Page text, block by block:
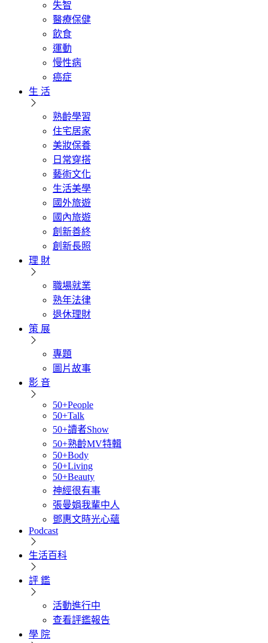
失智
醫療保健
飲食
運動
慢性病
癌症
生 活
熟齡學習
住宅居家
美妝保養
日常穿搭
藝術文化
生活美學
國外旅遊
國內旅遊
創新善終
創新長照
理 財
職場就業
熟年法律
退休理財
策 展
專題
圖片故事
影 音
50+People
50+Talk
50+讀者Show
50+熟齡MV特輯
50+Body
50+Living
50+Beauty
神經很有事
張曼娟我輩中人
鄧惠文時光心蘊
Podcast
生活百科
評 鑑
活動進行中
查看評鑑報告
學 院